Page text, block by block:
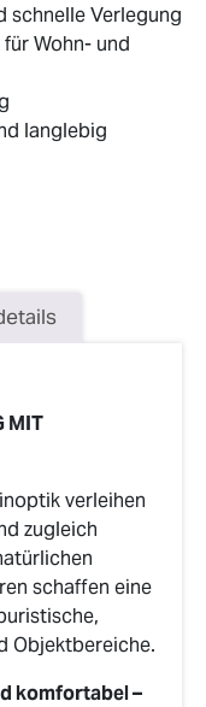
schnelle Verlegung
Wohn- und
langlebig
MIT
verleihen
zugleich
schaffen eine
Objektbereiche.
komfortabel –